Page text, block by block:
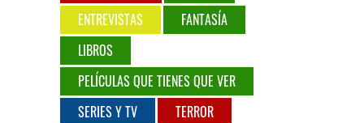
ENTREVISTAS
FANTASÍA
LIBROS
PELÍCULAS QUE TIENES QUE VER
SERIES Y TV
TERROR